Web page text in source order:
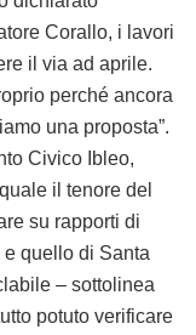
Corallo, i lavori
il via ad aprile.
perché ancora
una proposta”.
Civico Ibleo,
il tenore del
su rapporti di
quello di Santa
– sottolinea
potuto verificare